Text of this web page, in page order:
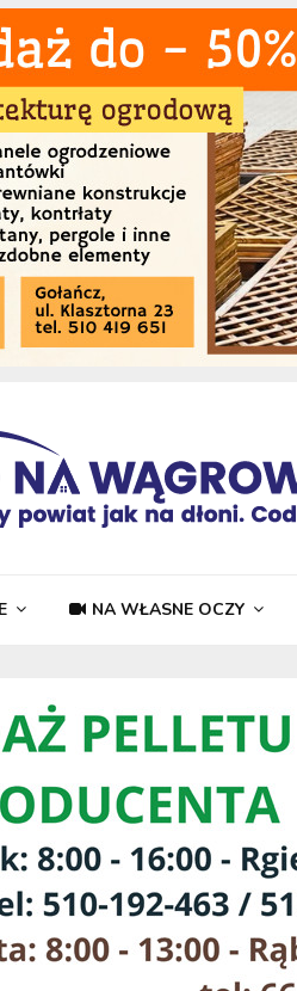
NA WŁASNE OCZY